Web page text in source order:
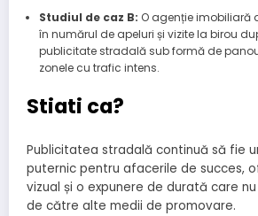
Studiul de caz B: O agenție imobiliară
în numărul de apeluri și vizite la birou
publicitate stradală sub formă de
zonele cu trafic intens.
Stiati ca?
Publicitatea stradală continuă să fie
puternic pentru afacerile de succes,
vizual și o expunere de durată care
de către alte medii de promovare.